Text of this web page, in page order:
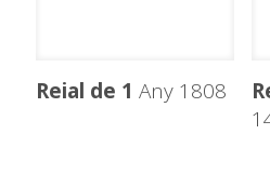
Reial de 1 Any 1808